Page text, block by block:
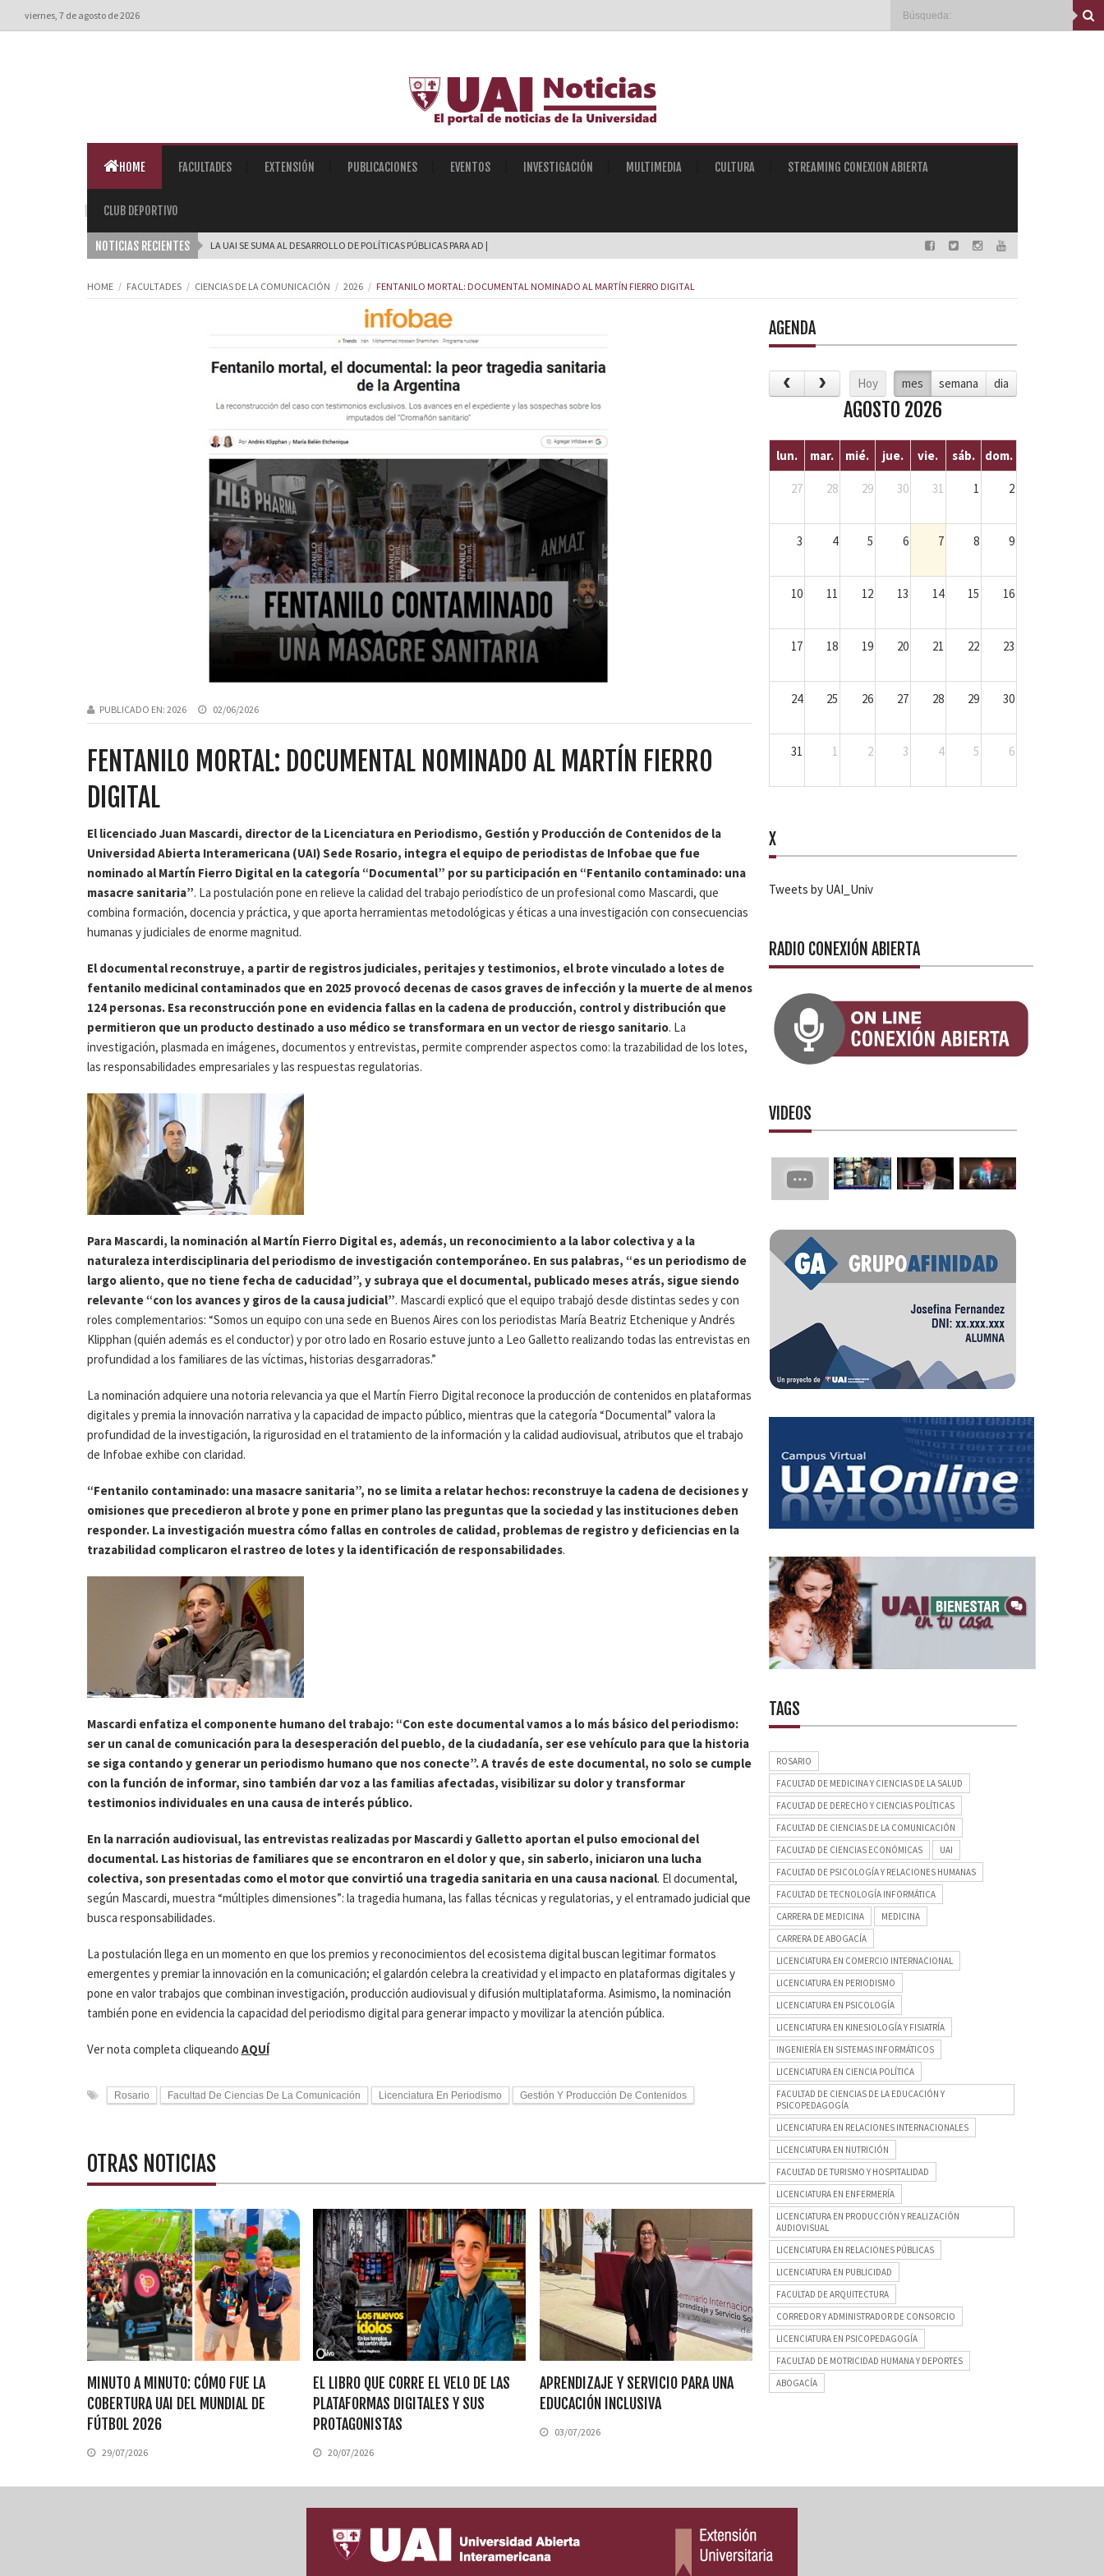
viernes, 7 de agosto de 2026
HOME FACULTADES EXTENSIÓN PUBLICACIONES EVENTOS INVESTIGACIÓN MULTIMEDIA CULTURA STREAMING CONEXION ABIERTA
CLUB DEPORTIVO
NOTICIAS RECIENTES LA UAI SE SUMA AL DESARROLLO DE POLÍTICAS PÚBLICAS PARA ADULTOS MAYOR_
HOME FACULTADES CIENCIAS DE LA COMUNICACIÓN 2026 FENTANILO MORTAL: DOCUMENTAL NOMINADO AL MARTÍN FIERRO DIGITAL
PUBLICADO EN: 2026 02/06/2026
FENTANILO MORTAL: DOCUMENTAL NOMINADO AL MARTÍN FIERRO
DIGITAL
El licenciado Juan Mascardi, director de la Licenciatura en Periodismo, Gestión y Producción de Contenidos de la
Universidad Abierta Interamericana (UAI) Sede Rosario, integra el equipo de periodistas de Infobae que fue
nominado al Martín Fierro Digital en la categoría “Documental” por su participación en “Fentanilo contaminado: una
masacre sanitaria”. La postulación pone en relieve la calidad del trabajo periodístico de un profesional como Mascardi, que
combina formación, docencia y práctica, y que aporta herramientas metodológicas y éticas a una investigación con consecuencias
humanas y judiciales de enorme magnitud.
El documental reconstruye, a partir de registros judiciales, peritajes y testimonios, el brote vinculado a lotes de
fentanilo medicinal contaminados que en 2025 provocó decenas de casos graves de infección y la muerte de al menos
124 personas. Esa reconstrucción pone en evidencia fallas en la cadena de producción, control y distribución que
permitieron que un producto destinado a uso médico se transformara en un vector de riesgo sanitario. La
investigación, plasmada en imágenes, documentos y entrevistas, permite comprender aspectos como: la trazabilidad de los lotes,
las responsabilidades empresariales y las respuestas regulatorias.
Para Mascardi, la nominación al Martín Fierro Digital es, además, un reconocimiento a la labor colectiva y a la
naturaleza interdisciplinaria del periodismo de investigación contemporáneo. En sus palabras, “es un periodismo de
largo aliento, que no tiene fecha de caducidad”, y subraya que el documental, publicado meses atrás, sigue siendo
relevante “con los avances y giros de la causa judicial”. Mascardi explicó que el equipo trabajó desde distintas sedes y con
roles complementarios: “Somos un equipo con una sede en Buenos Aires con los periodistas María Beatriz Etchenique y Andrés
Klipphan (quién además es el conductor) y por otro lado en Rosario estuve junto a Leo Galletto realizando todas las entrevistas en
profundidad a los familiares de las víctimas, historias desgarradoras.”
La nominación adquiere una notoria relevancia ya que el Martín Fierro Digital reconoce la producción de contenidos en plataformas
digitales y premia la innovación narrativa y la capacidad de impacto público, mientras que la categoría “Documental” valora la
profundidad de la investigación, la rigurosidad en el tratamiento de la información y la calidad audiovisual, atributos que el trabajo
de Infobae exhibe con claridad.
“Fentanilo contaminado: una masacre sanitaria”, no se limita a relatar hechos: reconstruye la cadena de decisiones y
omisiones que precedieron al brote y pone en primer plano las preguntas que la sociedad y las instituciones deben
responder. La investigación muestra cómo fallas en controles de calidad, problemas de registro y deficiencias en la
trazabilidad complicaron el rastreo de lotes y la identificación de responsabilidades.
Mascardi enfatiza el componente humano del trabajo: “Con este documental vamos a lo más básico del periodismo:
ser un canal de comunicación para la desesperación del pueblo, de la ciudadanía, ser ese vehículo para que la historia
se siga contando y generar un periodismo humano que nos conecte”. A través de este documental, no solo se cumple
con la función de informar, sino también dar voz a las familias afectadas, visibilizar su dolor y transformar
testimonios individuales en una causa de interés público.
En la narración audiovisual, las entrevistas realizadas por Mascardi y Galletto aportan el pulso emocional del
documental. Las historias de familiares que se encontraron en el dolor y que, sin saberlo, iniciaron una lucha
colectiva, son presentadas como el motor que convirtió una tragedia sanitaria en una causa nacional. El documental,
según Mascardi, muestra “múltiples dimensiones”: la tragedia humana, las fallas técnicas y regulatorias, y el entramado judicial que
busca responsabilidades.
La postulación llega en un momento en que los premios y reconocimientos del ecosistema digital buscan legitimar formatos
emergentes y premiar la innovación en la comunicación; el galardón celebra la creatividad y el impacto en plataformas digitales y
pone en valor trabajos que combinan investigación, producción audiovisual y difusión multiplataforma. Asimismo, la nominación
también pone en evidencia la capacidad del periodismo digital para generar impacto y movilizar la atención pública.
Ver nota completa cliqueando AQUÍ
Rosario Facultad De Ciencias De La Comunicación Licenciatura En Periodismo Gestión Y Producción De Contenidos
OTRAS NOTICIAS
MINUTO A MINUTO: CÓMO FUE LA
COBERTURA UAI DEL MUNDIAL DE
FÚTBOL 2026
29/07/2026
EL LIBRO QUE CORRE EL VELO DE LAS
PLATAFORMAS DIGITALES Y SUS
PROTAGONISTAS
20/07/2026
APRENDIZAJE Y SERVICIO PARA UNA
EDUCACIÓN INCLUSIVA
03/07/2026
AGENDA
Hoy mes semana dia
AGOSTO 2026
lun. mar. mié. jue. vie. sáb. dom.
27 28 29 30 31 1 2
3 4 5 6 7 8 9
10 11 12 13 14 15 16
17 18 19 20 21 22 23
24 25 26 27 28 29 30
31 1 2 3 4 5 6
X
Tweets by UAI_Univ
RADIO CONEXIÓN ABIERTA
VIDEOS
TAGS
ROSARIO
FACULTAD DE MEDICINA Y CIENCIAS DE LA SALUD
FACULTAD DE DERECHO Y CIENCIAS POLÍTICAS
FACULTAD DE CIENCIAS DE LA COMUNICACIÓN
FACULTAD DE CIENCIAS ECONÓMICAS
UAI
FACULTAD DE PSICOLOGÍA Y RELACIONES HUMANAS
FACULTAD DE TECNOLOGÍA INFORMÁTICA
CARRERA DE MEDICINA
MEDICINA
CARRERA DE ABOGACÍA
LICENCIATURA EN COMERCIO INTERNACIONAL
LICENCIATURA EN PERIODISMO
LICENCIATURA EN PSICOLOGÍA
LICENCIATURA EN KINESIOLOGÍA Y FISIATRÍA
INGENIERÍA EN SISTEMAS INFORMÁTICOS
LICENCIATURA EN CIENCIA POLÍTICA
FACULTAD DE CIENCIAS DE LA EDUCACIÓN Y
PSICOPEDAGOGÍA
LICENCIATURA EN RELACIONES INTERNACIONALES
LICENCIATURA EN NUTRICIÓN
FACULTAD DE TURISMO Y HOSPITALIDAD
LICENCIATURA EN ENFERMERÍA
LICENCIATURA EN PRODUCCIÓN Y REALIZACIÓN
AUDIOVISUAL
LICENCIATURA EN RELACIONES PÚBLICAS
LICENCIATURA EN PUBLICIDAD
FACULTAD DE ARQUITECTURA
CORREDOR Y ADMINISTRADOR DE CONSORCIO
LICENCIATURA EN PSICOPEDAGOGÍA
FACULTAD DE MOTRICIDAD HUMANA Y DEPORTES
ABOGACÍA